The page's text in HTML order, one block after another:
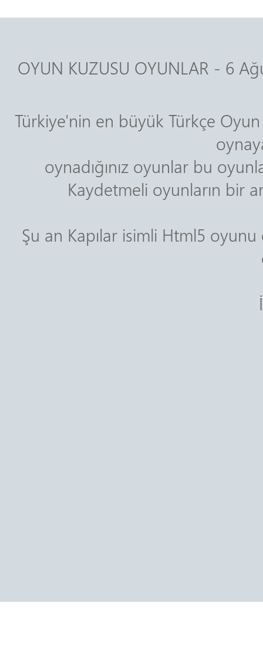
OYUN KUZUSU OYUNLAR - 6
Türkiye'nin en büyük Türkçe
oynadığınız oyunlar bu
Kaydetmeli oyunların bir
Şu an Kapılar isimli Html5